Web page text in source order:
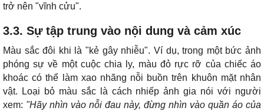
trở nên "vĩnh cửu".
3.3. Sự tập trung vào nội dung và cảm xúc
Màu sắc đôi khi là "kẻ gây nhiễu". Ví dụ, trong một bức ảnh
phóng sự về một cuộc chia ly, màu đỏ rực rỡ của chiếc áo
khoác có thể làm xao nhãng nỗi buồn trên khuôn mặt nhân
vật. Loại bỏ màu sắc là cách nhiếp ảnh gia nói với người
xem: "Hãy nhìn vào nỗi đau này, đừng nhìn vào quần áo của